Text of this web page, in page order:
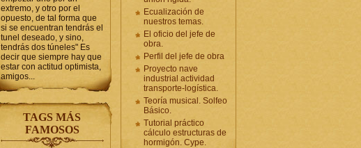
extremo, y otro por el
opuesto, de tal forma que
si se encuentran tendrás el
tunel deseado, y sino,
tendrás dos túneles" Es
decir que siempre hay que
estar con actitud optimista,
amigos...
TAGS MÁS
FAMOSOS
Ecualización de
nuestros temas.
El oficio del jefe de
obra.
Perfil del jefe de obra
Proyecto nave
industrial actividad
transporte-logística.
Teoría musical. Solfeo
Básico.
Tutorial práctico
cálculo estructuras de
hormigón. Cype.